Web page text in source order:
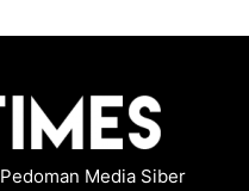
Pedoman Media Siber